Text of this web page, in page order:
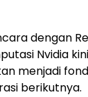
dengan
Nvidia
menjadi
berikutnya.